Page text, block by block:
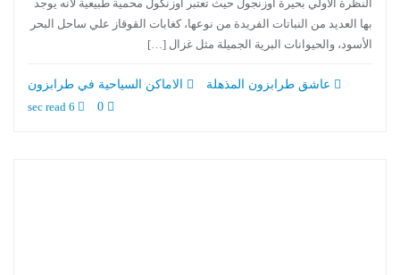
النظرة الاولي بحيرة اوزنجول حيث تعتبر اوزنكول محمية طبيعية لأنه يوجد
بها العديد من النباتات الفريدة من نوعها، كغابات القوقاز علي ساحل البحر
الأسود، والحيوانات البرية الجميلة مثل غزال […]
عاشق طرابزون المذهلة
الاماكن السياحية في طرابزون